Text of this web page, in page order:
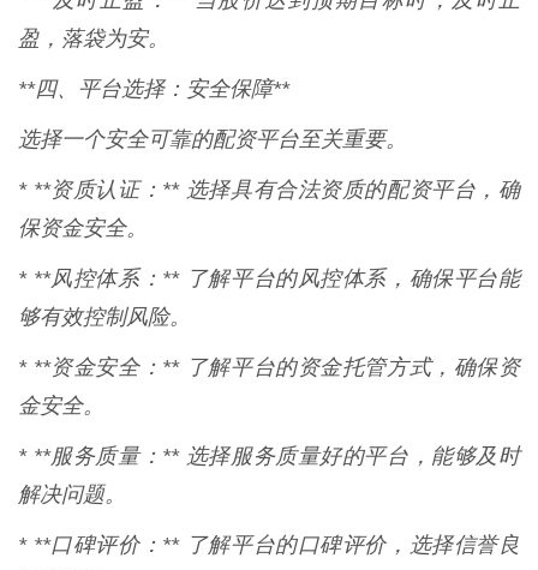
盈，落袋为安。
**四、平台选择：安全保障**
选择一个安全可靠的配资平台至关重要。
* **资质认证：** 选择具有合法资质的配资平台，确
保资金安全。
* **风控体系：** 了解平台的风控体系，确保平台能
够有效控制风险。
* **资金安全：** 了解平台的资金托管方式，确保资
金安全。
* **服务质量：** 选择服务质量好的平台，能够及时
解决问题。
* **口碑评价：** 了解平台的口碑评价，选择信誉良